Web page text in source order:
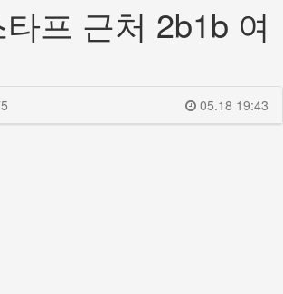
프 근처 2b1b 여
05.18 19:43